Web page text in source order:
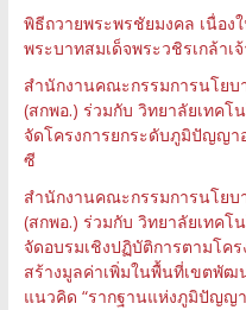
พิธีถวายพระพรชัยมงคล เนื่อ
พระบาทสมเด็จพระวชิรเกล้าเ
สำนักงานคณะกรรมการนโย
(สกพอ.) ร่วมกับ วิทยาลัยเทคโ
จัดโครงการยกระดับภูมิปัญญา
ซี
สำนักงานคณะกรรมการนโย
(สกพอ.) ร่วมกับ วิทยาลัยเทคโ
จัดอบรมเชิงปฏิบัติการตามโค
สร้างมูลค่าเพิ่มในพื้นที่เขตพัฒ
แนวคิด “รากฐานแห่งภูมิปัญญ